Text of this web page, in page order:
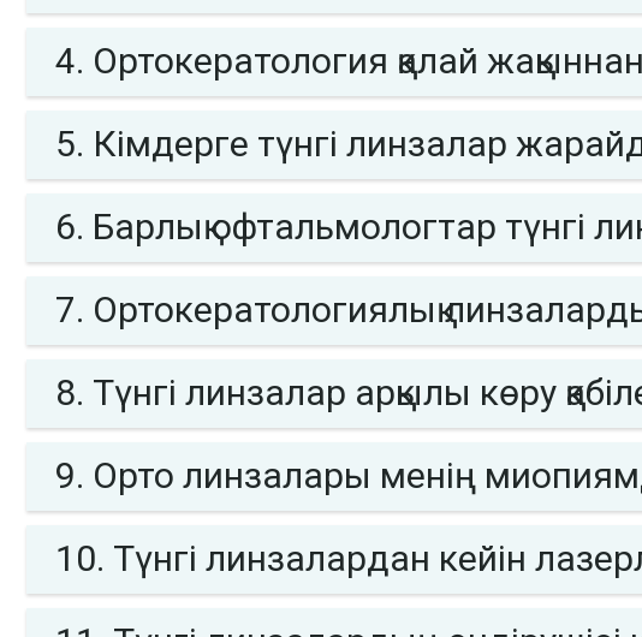
4. Ортокератология қалай
5. Кімдерге түнгі линзалар
6. Барлық офтальмологтар түнгі
7. Ортокератологиялық
8. Түнгі линзалар арқылы көру
9. Орто линзалары менің
10. Түнгі линзалардан кейін